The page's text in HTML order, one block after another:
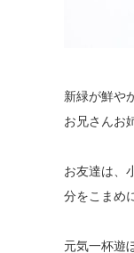
新緑が鮮や
お兄さんお
お友達は、
分をこまめ
元気一杯遊